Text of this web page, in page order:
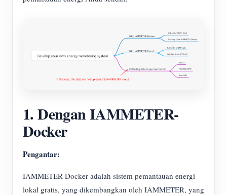
1. Dengan IAMMETER-
Docker
Pengantar:
IAMMETER-Docker adalah sistem pemantauan energi
lokal gratis, yang dikembangkan oleh IAMMETER, yang